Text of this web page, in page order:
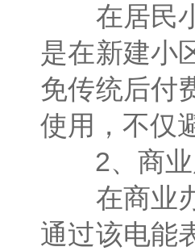
在居民小
是在新建小
免传统后付
使用，不仅
2、商业
在商业办
通过该电能